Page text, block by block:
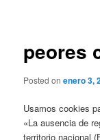
peores
Posted onenero 3,
Usamos cookies
«La ausencia de
territorio nacional